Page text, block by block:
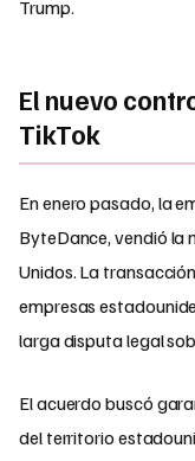
Trump.
El nuevo
TikTok
En enero pasado, la
ByteDance, vendió la
Unidos. La
empresas
larga disputa legal
El acuerdo buscó
del territorio